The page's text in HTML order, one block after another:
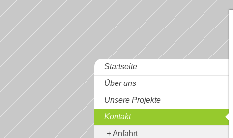
Startseite
Über uns
Unsere Projekte
Kontakt
Anfahrt